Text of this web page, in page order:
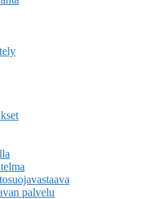
palvelu